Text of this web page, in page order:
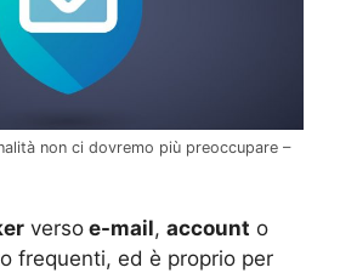
non ci dovremo più preoccupare –
verso e-mail, account o
frequenti, ed è proprio per